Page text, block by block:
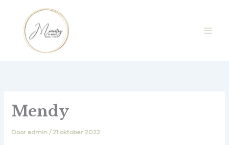
inhoud
Mendy
Door admin/21 oktober 2022